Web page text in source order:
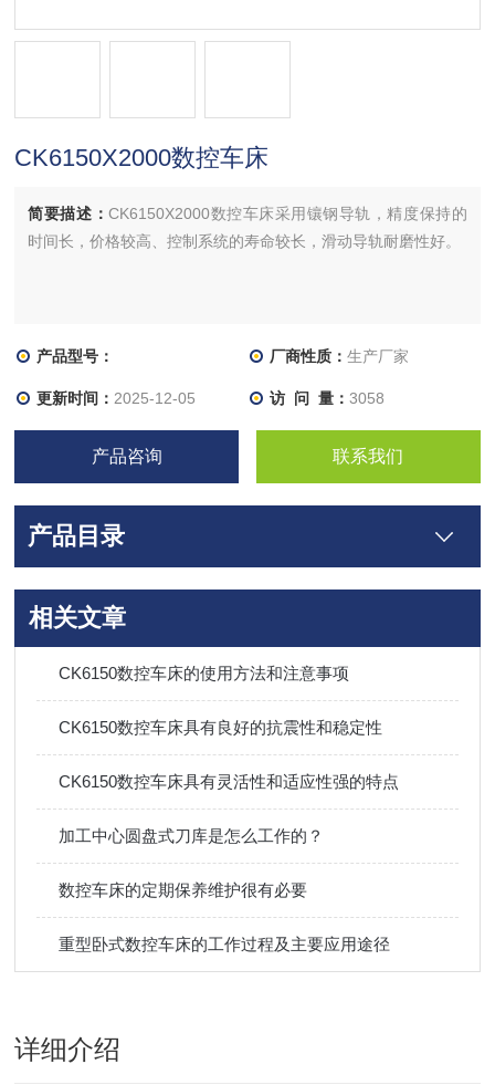
CK6150X2000数控车床
简要描述：CK6150X2000数控车床采用镶钢导轨，精度保持的
时间长，价格较高、控制系统的寿命较长，滑动导轨耐磨性好。
产品型号： 厂商性质： 生产厂家
更新时间： 2025-12-05 访 问 量： 3058
产品咨询 联系我们
产品目录
相关文章
CK6150数控车床的使用方法和注意事项
CK6150数控车床具有良好的抗震性和稳定性
CK6150数控车床具有灵活性和适应性强的特点
加工中心圆盘式刀库是怎么工作的？
数控车床的定期保养维护很有必要
重型卧式数控车床的工作过程及主要应用途径
详细介绍